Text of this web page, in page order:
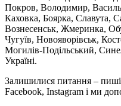
Покров, Володимир,
Каховка, Боярка, Славута,
Вознесенськ, Жмеринка,
Чугуїв, Новояворівськ,
Могилів-Подільський,
Україні.
Залишилися питання –
Facebook, Instagram і ми